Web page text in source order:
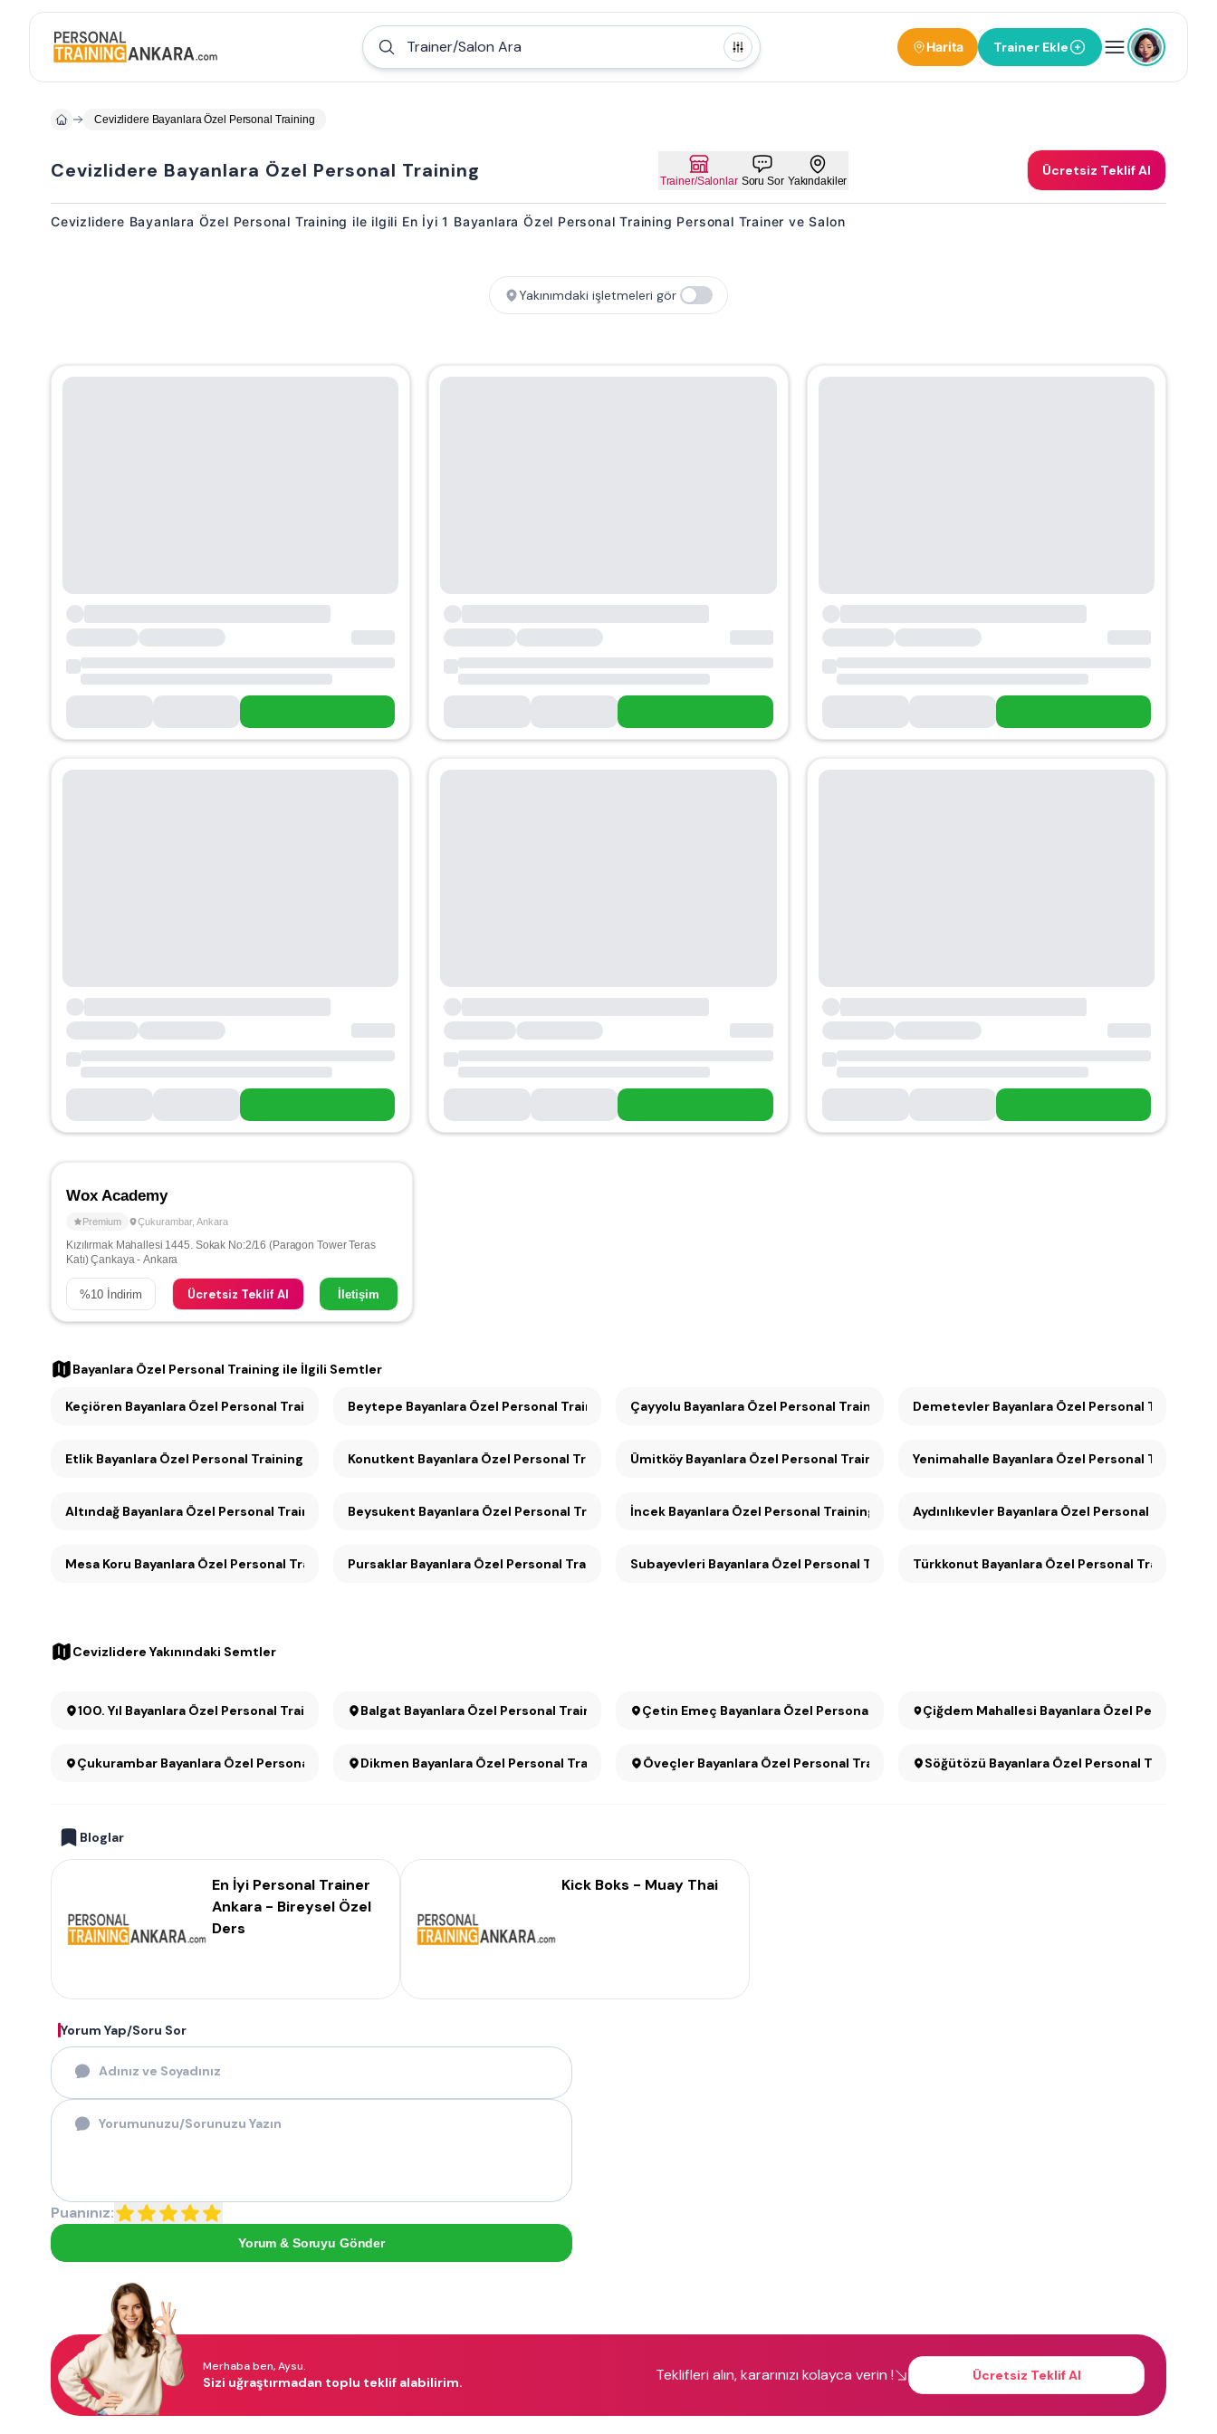
Trainer/Salon Ara Harita Trainer Ekle
Cevizlidere Bayanlara Özel Personal Training
Cevizlidere Bayanlara Özel Personal Training Trainer/Salonlar Soru Sor Yakındakiler
Ücretsiz Teklif Al
Cevizlidere Bayanlara Özel Personal Training ile ilgili En İyi 1 Bayanlara Özel Personal Training Personal Trainer ve Salon
Yakınımdaki işletmeleri gör
Wox Academy
Premium Çukurambar, Ankara
Kızılırmak Mahallesi 1445. Sokak No:2/16 (Paragon Tower Teras
Katı) Çankaya - Ankara
%10 İndirim Ücretsiz Teklif Al İletişim
Bayanlara Özel Personal Training ile İlgili Semtler
Keçiören Bayanlara Özel Personal Training (11)Beytepe Bayanlara Özel Personal Training (9) Çayyolu Bayanlara Özel Personal Training (9) Demetevler Bayanlara Özel Personal Training
Etlik Bayanlara Özel Personal Training (9) Konutkent Bayanlara Özel Personal Training (9) Ümitköy Bayanlara Özel Personal Training (9) Yenimahalle Bayanlara Özel Personal Training
Altındağ Bayanlara Özel Personal Training (9) Beysukent Bayanlara Özel Personal Training (9)İncek Bayanlara Özel Personal Training (8) Aydınlıkevler Bayanlara Özel Personal Training
Mesa Koru Bayanlara Özel Personal Training (7)Pursaklar Bayanlara Özel Personal Training (7)Subayevleri Bayanlara Özel Personal Training (7)Türkkonut Bayanlara Özel Personal Training (7)
Cevizlidere Yakınındaki Semtler
100. Yıl Bayanlara Özel Personal Training Balgat Bayanlara Özel Personal Training Çetin Emeç Bayanlara Özel Personal TrainingÇiğdem Mahallesi Bayanlara Özel Personal
Çukurambar Bayanlara Özel Personal Training Dikmen Bayanlara Özel Personal Training Öveçler Bayanlara Özel Personal Training Söğütözü Bayanlara Özel Personal Training
Bloglar
En İyi Personal Trainer
Ankara - Bireysel Özel
Ders
Kick Boks - Muay Thai
Yorum Yap/Soru Sor
Puanınız:
Yorum & Soruyu Gönder
Merhaba ben, Aysu.
Sizi uğraştırmadan toplu teklif alabilirim. Teklifleri alın, kararınızı kolayca verin ! Ücretsiz Teklif Al